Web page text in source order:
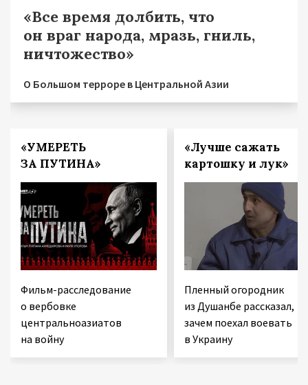
«Все время долбить, что
он враг народа, мразь, гниль,
ничтожество»
О Большом терроре в Центральной Азии
«УМЕРЕТЬ
ЗА ПУТИНА»
Фильм-расследование
о вербовке
центральноазиатов
на войну
«Лучше сажать
картошку и лук»
Пленный огородник
из Душанбе рассказал,
зачем поехал воевать
в Украину